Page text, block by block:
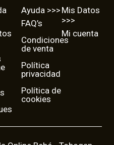
Ayuda >>>
FAQ’s
Condiciones
de venta
Política
privacidad
Política de
cookies
Mis Datos
>>>
Mi cuenta